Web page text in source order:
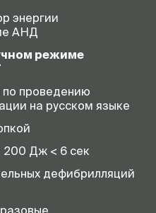
энергии
АНД
режиме
по проведению
на русском языке
200 Дж < 6 сек
дефибрилляций